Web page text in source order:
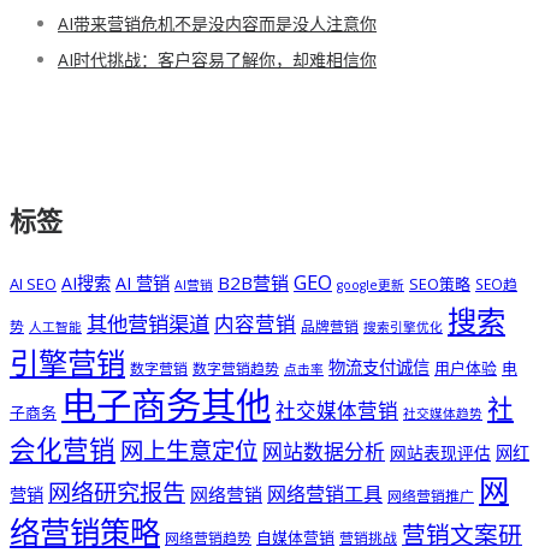
AI带来营销危机不是没内容而是没人注意你
AI时代挑战：客户容易了解你，却难相信你
标签
AI SEO AI搜索 AI 营销 AI营销 B2B营销 GEO google更新 SEO策略 SEO趋
势 人工智能 其他营销渠道 内容营销 品牌营销 搜索引擎优化 搜索
引擎营销 数字营销 数字营销趋势 点击率 物流支付诚信 用户体验 电
子商务 电子商务其他社交媒体营销 社交媒体趋势 社
会化营销 网上生意定位 网站数据分析 网站表现评估 网红
营销 网络研究报告 网络营销 网络营销工具 网络营销推广 网
络营销策略 网络营销趋势 自媒体营销 营销挑战 营销文案研